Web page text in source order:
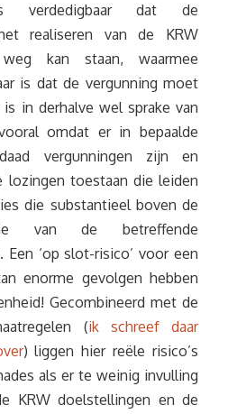
verdedigbaar dat de
realiseren van de KRW
kan staan, waarmee
is dat de vergunning moet
in derhalve wel sprake van
omdat er in bepaalde
vergunningen zijn en
lozingen toestaan die leiden
die substantieel boven de
van de betreffende
Een ‘op slot-risico’ voor een
enorme gevolgen hebben
Gecombineerd met de
(ik schreef daar
) liggen hier reële risico’s
als er te weinig invulling
KRW doelstellingen en de